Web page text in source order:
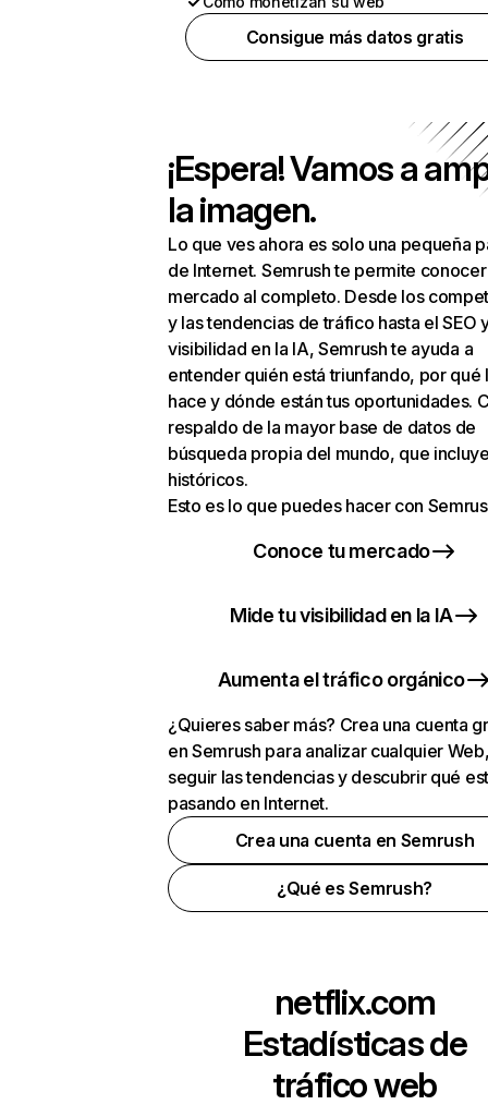
Consigue más datos gratis
¡Espera! Vamos a
la imagen.
Lo que ves ahora es solo una pequeña
de Internet. Semrush te permite
mercado al completo. Desde los
y las tendencias de tráfico hasta el SEO
visibilidad en la IA, Semrush te ayuda a
entender quién está triunfando, por qué
hace y dónde están tus oportunidades.
respaldo de la mayor base de datos de
búsqueda propia del mundo, que
históricos.
Esto es lo que puedes hacer con
Conoce tu mercado
Mide tu visibilidad en la IA
Aumenta el tráfico orgánico
¿Quieres saber más? Crea una cuenta
en Semrush para analizar cualquier
seguir las tendencias y descubrir qué
pasando en Internet.
Crea una cuenta en Semrush
¿Qué es Semrush?
netflix.com
Estadísticas de
tráfico web